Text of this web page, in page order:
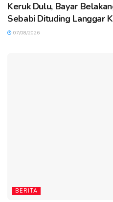
Keruk Dulu, Bayar
Sebabi Dituding Langgar
07/08/2026
BERITA